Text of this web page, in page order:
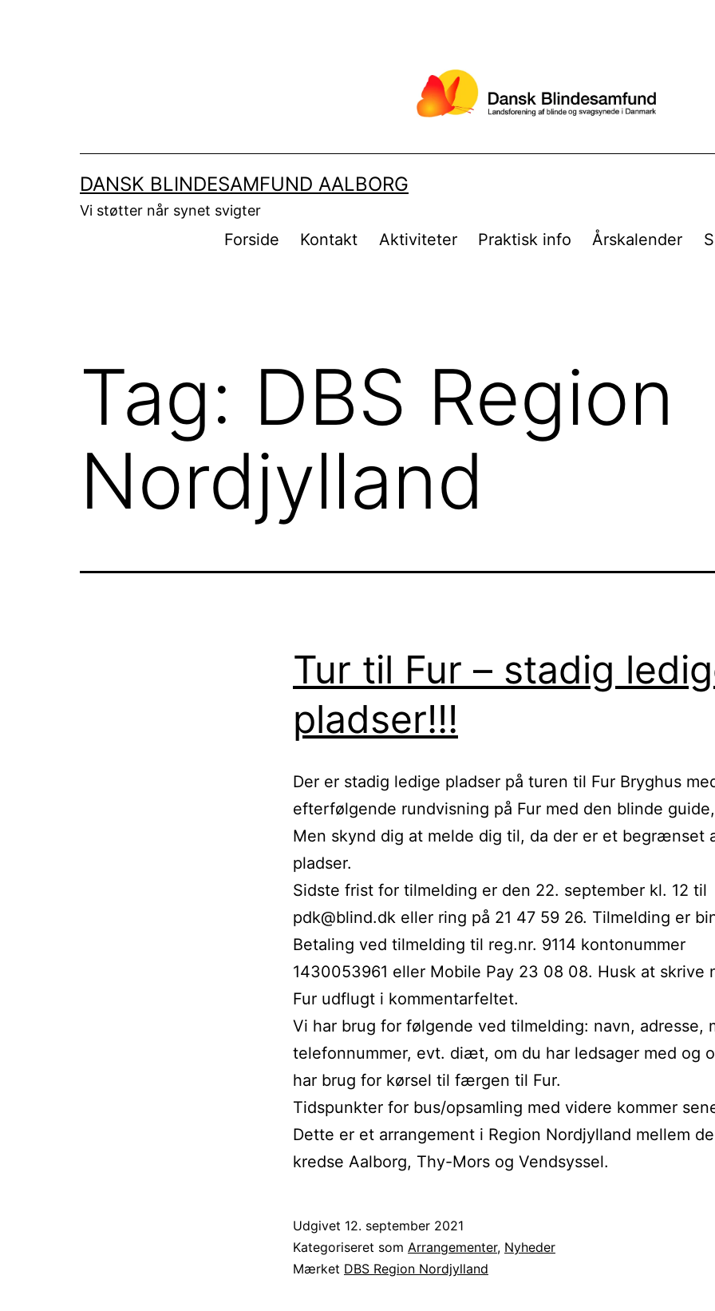
DANSK BLINDESAMFUND AALBORG
Vi støtter når synet svigter
Forside Kontakt Aktiviteter Praktisk info Årskalender
Tag: DBS Region
Nordjylland
Tur til Fur – stadig
pladser!!!
Der er stadig ledige pladser på turen til Fur Bryghus
efterfølgende rundvisning på Fur med den blinde
Men skynd dig at melde dig til, da der er et begrænset
pladser.
Sidste frist for tilmelding er den 22. september kl. 12 til
pdk@blind.dk eller ring på 21 47 59 26. Tilmelding er
Betaling ved tilmelding til reg.nr. 9114 kontonummer
1430053961 eller Mobile Pay 23 08 08. Husk at skrive
Fur udflugt i kommentarfeltet.
Vi har brug for følgende ved tilmelding: navn, adresse,
telefonnummer, evt. diæt, om du har ledsager med og
har brug for kørsel til færgen til Fur.
Tidspunkter for bus/opsamling med videre kommer
Dette er et arrangement i Region Nordjylland mellem
kredse Aalborg, Thy-Mors og Vendsyssel.
Udgivet 12. september 2021
Kategoriseret som Arrangementer, Nyheder
Mærket DBS Region Nordjylland